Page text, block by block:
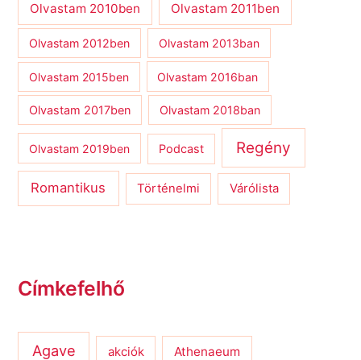
Olvastam 2010ben Olvastam 2011ben
Olvastam 2012ben Olvastam 2013ban
Olvastam 2015ben Olvastam 2016ban
Olvastam 2017ben Olvastam 2018ban
Olvastam 2019ben Podcast Regény
Romantikus Történelmi Várólista
Címkefelhő
Agave akciók Athenaeum